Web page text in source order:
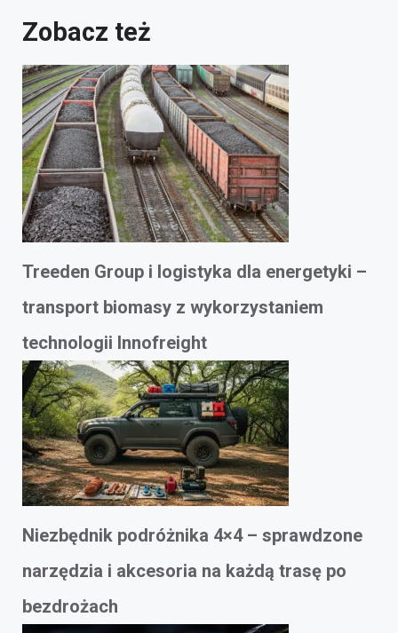
Zobacz też
Treeden Group i logistyka dla energetyki –
transport biomasy z wykorzystaniem
technologii Innofreight
Niezbędnik podróżnika 4×4 – sprawdzone
narzędzia i akcesoria na każdą trasę po
bezdrożach